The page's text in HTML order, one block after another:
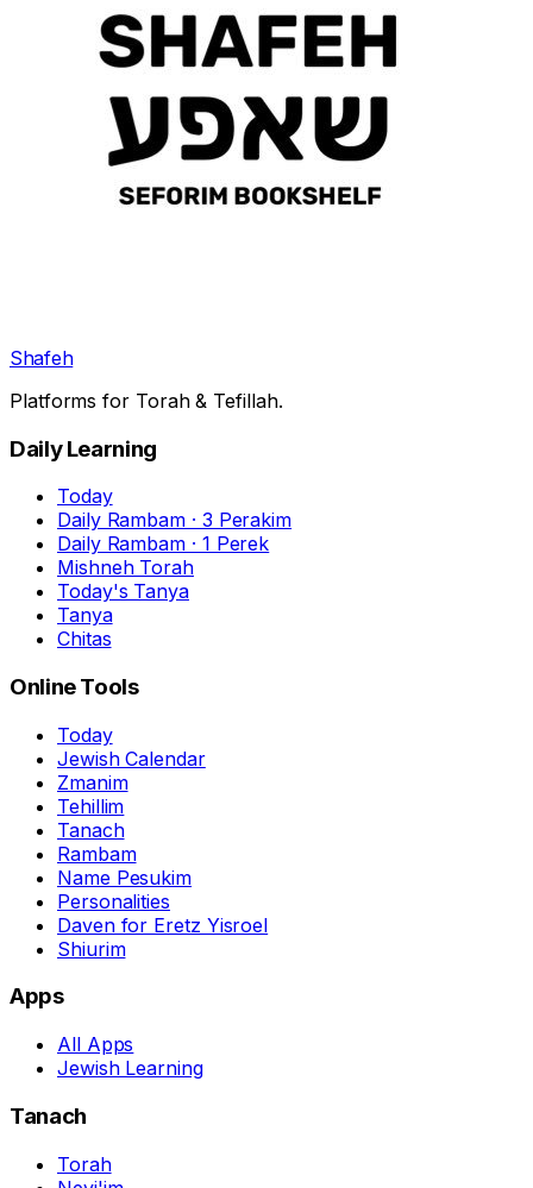
Shafeh
Platforms for Torah & Tefillah.
Daily Learning
Today
Daily Rambam · 3 Perakim
Daily Rambam · 1 Perek
Mishneh Torah
Today's Tanya
Tanya
Chitas
Online Tools
Today
Jewish Calendar
Zmanim
Tehillim
Tanach
Rambam
Name Pesukim
Personalities
Daven for Eretz Yisroel
Shiurim
Apps
All Apps
Jewish Learning
Tanach
Torah